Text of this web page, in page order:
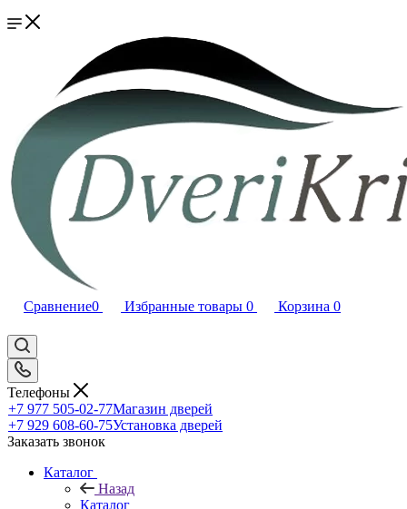
Сравнение0 Избранные товары 0 Корзина 0
Телефоны
+7 977 505-02-77Магазин дверей
+7 929 608-60-75Установка дверей
Заказать звонок
Каталог
Назад
Каталог